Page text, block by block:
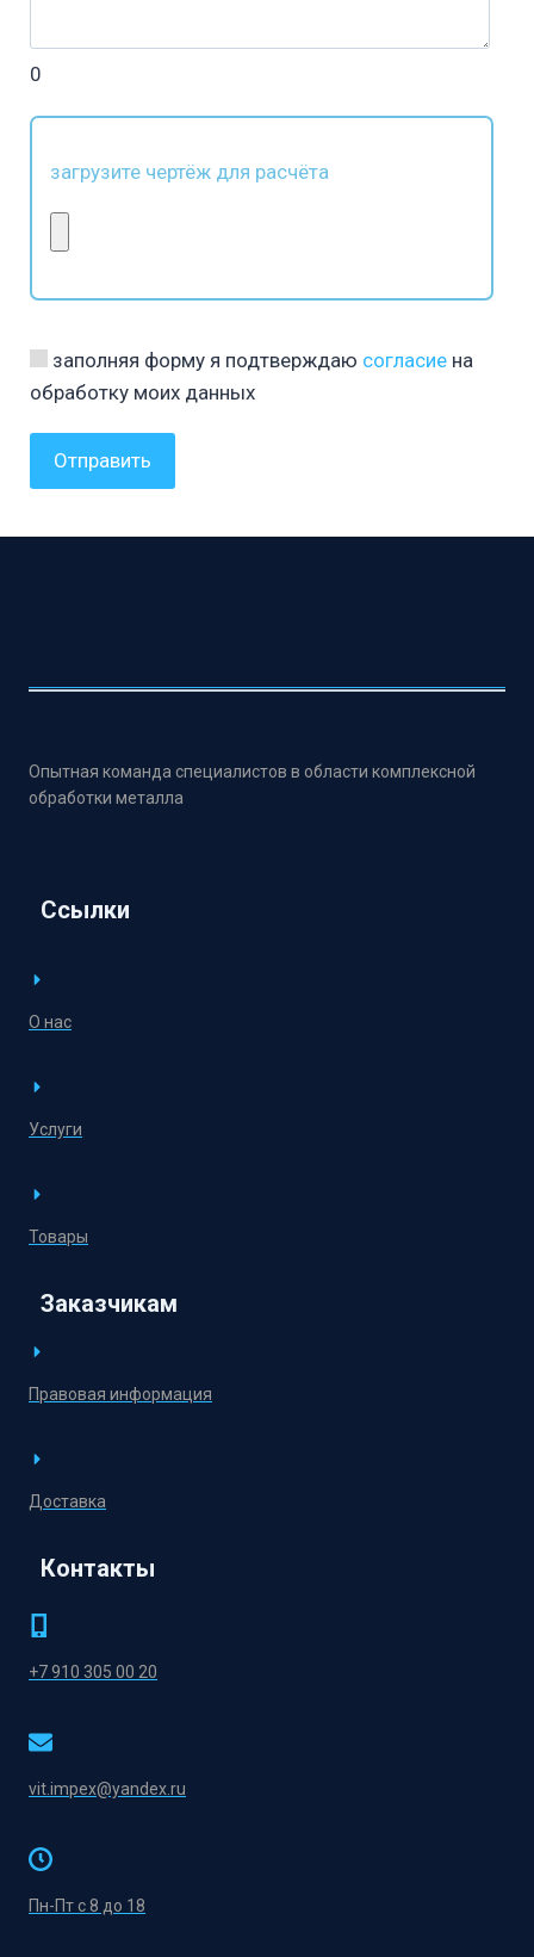
0
загрузите чертёж для расчёта
заполняя форму я подтверждаю согласие на
обработку моих данных
Опытная команда специалистов в области комплексной
обработки металла
Ссылки
О нас
Услуги
Товары
Заказчикам
Правовая информация
Доставка
Контакты
+7 910 305 00 20
vit.impex@yandex.ru
Пн-Пт с 8 до 18